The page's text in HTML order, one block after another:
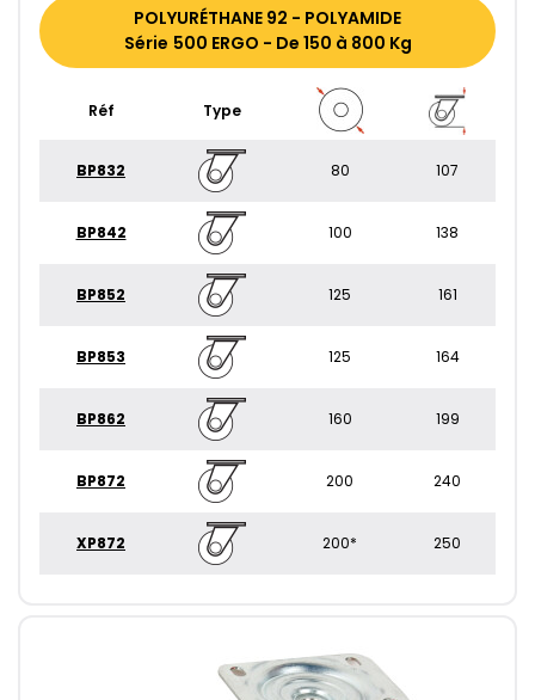
POLYURÉTHANE 92 - POLYAMIDE
Série 500 ERGO - De 150 à 800 Kg
Réf Type
BP832 80 107
BP842 100 138
BP852 125 161
BP853 125 164
BP862 160 199
BP872 200 240
XP872 200* 250